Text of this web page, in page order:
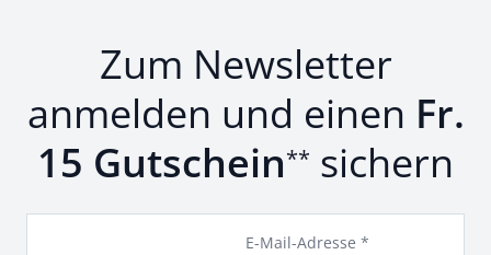
Zum Newsletter
anmelden und einen Fr.
15 Gutschein** sichern
E-Mail-Adresse *